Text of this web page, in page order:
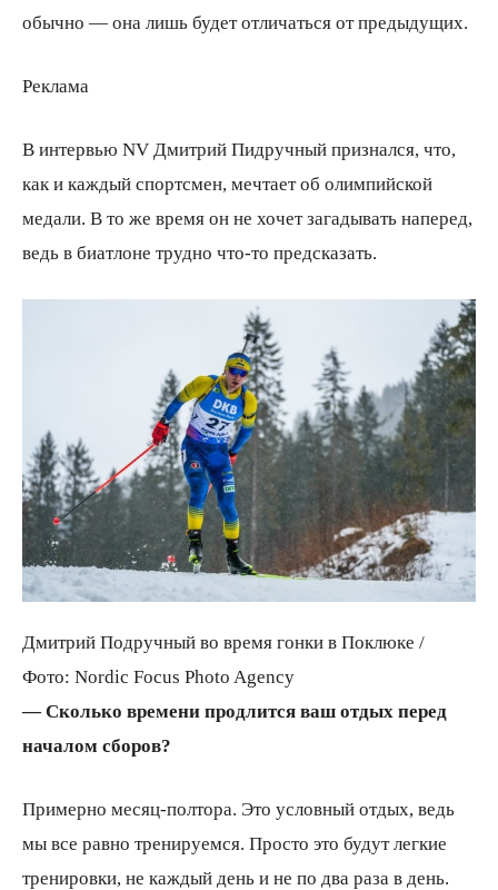
обычно — она лишь будет отличаться от предыдущих.
Реклама
В интервью NV Дмитрий Пидручный признался, что,
как и каждый спортсмен, мечтает об олимпийской
медали. В то же время он не хочет загадывать наперед,
ведь в биатлоне трудно что-то предсказать.
Дмитрий Подручный во время гонки в Поклюке /
Фото: Nordic Focus Photo Agency
— Сколько времени продлится ваш отдых перед
началом сборов?
Примерно месяц-полтора. Это условный отдых, ведь
мы все равно тренируемся. Просто это будут легкие
тренировки, не каждый день и не по два раза в день.